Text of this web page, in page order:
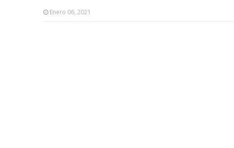
Enero 06, 2021